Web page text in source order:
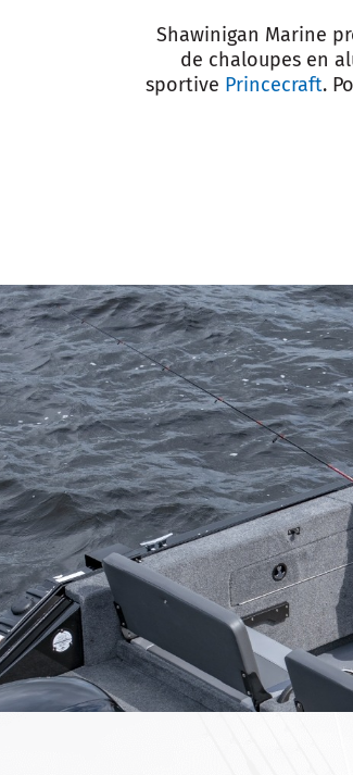
Shawinigan Marine
de chaloupes en
sportive Princecraft.